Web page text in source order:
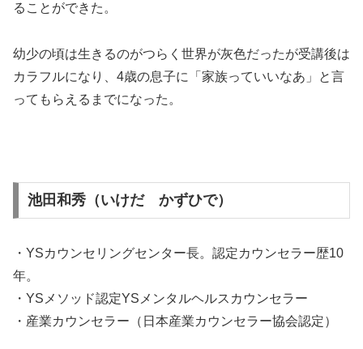
ることができた。
幼少の頃は生きるのがつらく世界が灰色だったが受講後は
カラフルになり、4歳の息子に「家族っていいなあ」と言
ってもらえるまでになった。
池田和秀（いけだ かずひで）
・YSカウンセリングセンター長。認定カウンセラー歴10
年。
・YSメソッド認定YSメンタルヘルスカウンセラー
・産業カウンセラー（日本産業カウンセラー協会認定）